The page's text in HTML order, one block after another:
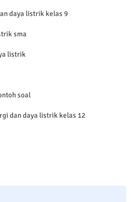
daya listrik kelas 9
sma
listrik
soal
dan daya listrik kelas 12